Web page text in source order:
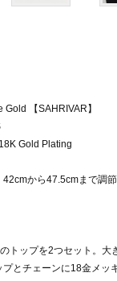
【SAHRIVAR】
Gold Plating
から47.5cmまで調
トップを2つセット。
とチェーンに18金メッ